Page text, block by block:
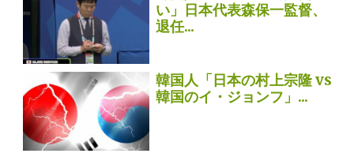
い」日本代表森保一監督、
退任...
韓国人「日本の村上宗隆 vs
韓国のイ・ジョンフ」...